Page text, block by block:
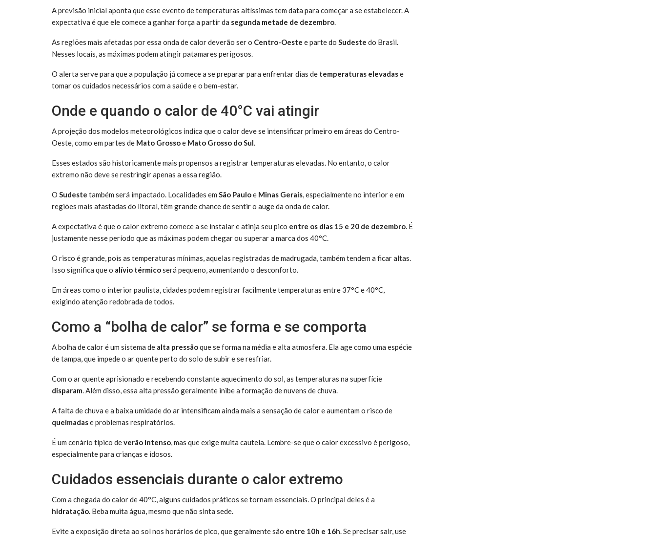
A previsão inicial aponta que esse evento de temperaturas altíssimas tem data para começar a se estabelecer. A
expectativa é que ele comece a ganhar força a partir da segunda metade de dezembro.
As regiões mais afetadas por essa onda de calor deverão ser o Centro-Oeste e parte do Sudeste do Brasil.
Nesses locais, as máximas podem atingir patamares perigosos.
O alerta serve para que a população já comece a se preparar para enfrentar dias de temperaturas elevadase
tomar os cuidados necessários com a saúde e o bem-estar.
Onde e quando o calor de 40°C vai atingir
A projeção dos modelos meteorológicos indica que o calor deve se intensificar primeiro em áreas do Centro-
Oeste, como em partes de Mato Grossoe Mato Grosso do Sul.
Esses estados são historicamente mais propensos a registrar temperaturas elevadas. No entanto, o calor
extremo não deve se restringir apenas a essa região.
O Sudeste também será impactado. Localidades em São Pauloe Minas Gerais, especialmente no interior e em
regiões mais afastadas do litoral, têm grande chance de sentir o auge da onda de calor.
A expectativa é que o calor extremo comece a se instalar e atinja seu pico entre os dias 15 e 20 de dezembro. É
justamente nesse período que as máximas podem chegar ou superar a marca dos 40°C.
O risco é grande, pois as temperaturas mínimas, aquelas registradas de madrugada, também tendem a ficar altas.
Isso significa que o alívio térmicoserá pequeno, aumentando o desconforto.
Em áreas como o interior paulista, cidades podem registrar facilmente temperaturas entre 37°C e 40°C,
exigindo atenção redobrada de todos.
Como a “bolha de calor” se forma e se comporta
A bolha de calor é um sistema de alta pressãoque se forma na média e alta atmosfera. Ela age como uma espécie
de tampa, que impede o ar quente perto do solo de subir e se resfriar.
Com o ar quente aprisionado e recebendo constante aquecimento do sol, as temperaturas na superfície
disparam. Além disso, essa alta pressão geralmente inibe a formação de nuvens de chuva.
A falta de chuva e a baixa umidade do ar intensificam ainda mais a sensação de calor e aumentam o risco de
queimadase problemas respiratórios.
É um cenário típico deverão intenso, mas que exige muita cautela. Lembre-se que o calor excessivo é perigoso,
especialmente para crianças e idosos.
Cuidados essenciais durante o calor extremo
Com a chegada do calor de 40°C, alguns cuidados práticos se tornam essenciais. O principal deles é a
hidratação. Beba muita água, mesmo que não sinta sede.
Evite a exposição direta ao sol nos horários de pico, que geralmente são entre 10h e 16h. Se precisar sair, use